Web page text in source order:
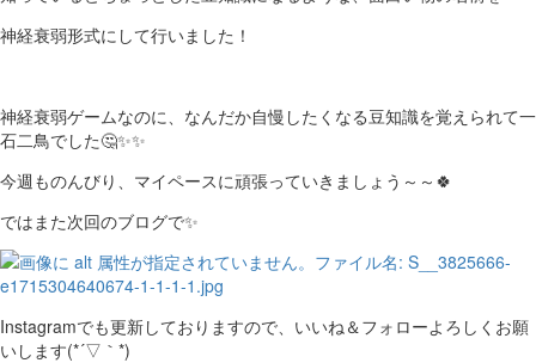
神経衰弱形式にして行いました！
神経衰弱ゲームなのに、なんだか自慢したくなる豆知識を覚えられて一
石二鳥でした🤔✨✨
今週ものんびり、マイペースに頑張っていきましょう～～🍀
ではまた次回のブログで✨
Instagramでも更新しておりますので、いいね＆フォローよろしくお願
いします(*´▽｀*)